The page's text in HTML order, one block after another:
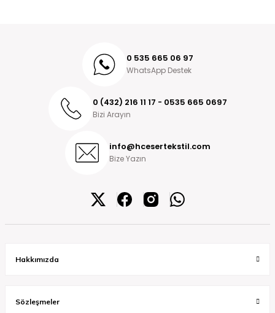
0 535 665 06 97
WhatsApp Destek
0 (432) 216 11 17 - 0535 665 0697
Bizi Arayın
info@hcesertekstil.com
Bize Yazın
Hakkımızda
Sözleşmeler